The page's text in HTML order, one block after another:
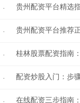
· 贵州配资平台精选
· 贵州配资平台推荐
· 桂林股票配资指南
· 配资炒股入门：步
· 在线配资三步指南